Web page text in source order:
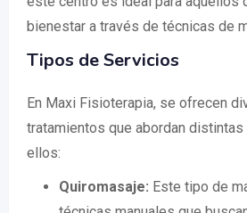
bienestar a través de técnicas de
Tipos de Servicios
En Maxi Fisioterapia, se ofrecen
tratamientos que abordan
ellos:
Quiromasaje: Este tipo de